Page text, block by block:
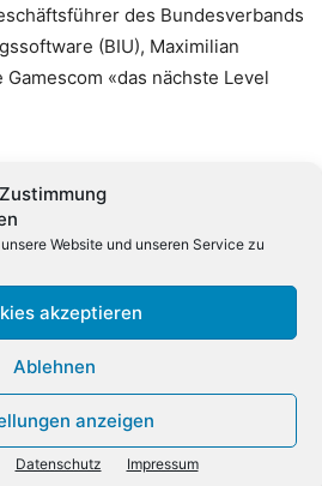
Website und unseren Service zu
akzeptieren
Ablehnen
anzeigen
Datenschutz Impressum
des Bundesverbands
(BIU), Maximilian
«das nächste Level
als 40 Ländern ihre Neuheiten.
an zahlreichen Spielstationen
lange erwarteten Premieren
dieses Mal 3D-Brillen, Virtual
im Mittelpunkt. (dpa)